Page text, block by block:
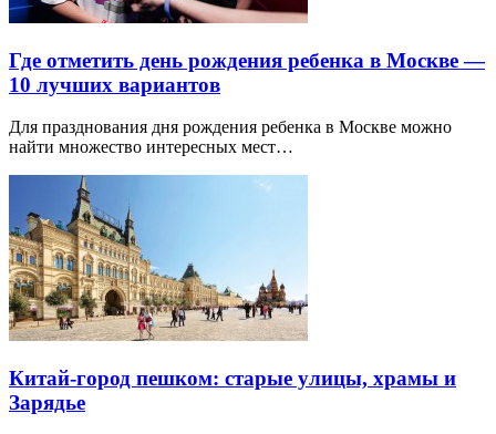
Где отметить день рождения ребенка в Москве —
10 лучших вариантов
Для празднования дня рождения ребенка в Москве можно
найти множество интересных мест…
Китай-город пешком: старые улицы, храмы и
Зарядье